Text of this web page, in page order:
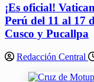
¡Es oficial!
Perú del 11 al 17
Cusco y Pucallpa
Redacción Central